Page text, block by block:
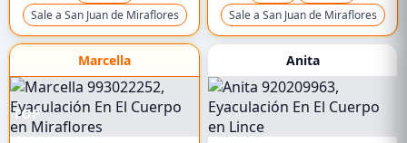
Sale a San Juan de Miraflores Sale a San Juan de Miraflores
Marcella
TOP
Anita